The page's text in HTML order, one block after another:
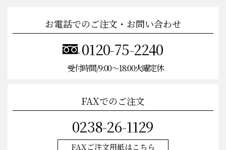
お電話でのご注文・お問い合わせ
0120-75-2240
受付時間/9:00〜18:00火曜定休
FAXでのご注文
0238-26-1129
FAXご注文用紙はこちら